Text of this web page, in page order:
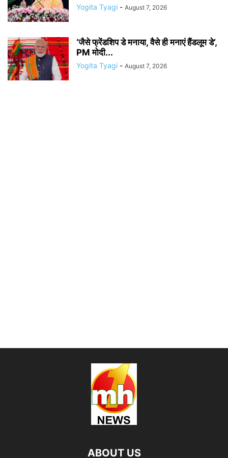
Yogita Tyagi - August 7, 2026
‘जैसे फ्रेंडशिप डे मनाया, वैसे ही मनाएं हैंडलूम डे’,
PM मोदी...
Yogita Tyagi - August 7, 2026
ABOUT US